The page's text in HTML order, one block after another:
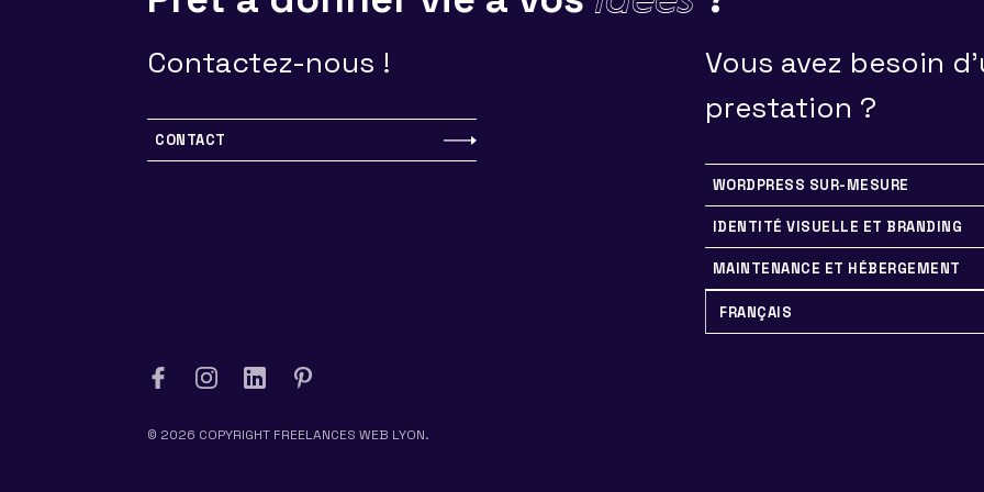
Contactez-nous !
CONTACT
Vous avez besoin
prestation ?
WORDPRESS SUR-MESURE
IDENTITÉ VISUELLE ET BRANDING
MAINTENANCE ET HÉBERGEMENT
FRANÇAIS
© 2026 COPYRIGHT FREELANCES WEB LYON.